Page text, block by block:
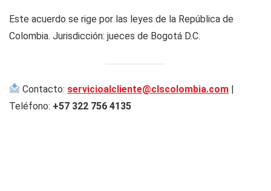
Este acuerdo se rige por las leyes de la República de
Colombia. Jurisdicción: jueces de Bogotá D.C.
Contacto: servicioalcliente@clscolombia.com |
Teléfono: +57 322 756 4135